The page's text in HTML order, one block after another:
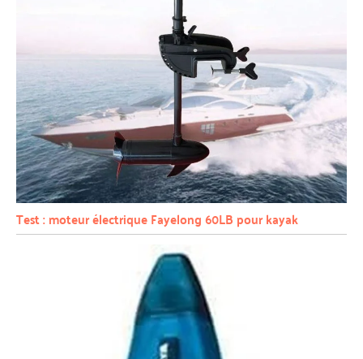
Test : moteur électrique Fayelong 60LB pour kayak